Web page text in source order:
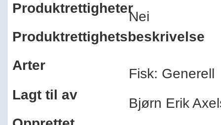
Produktrettigheter
Nei
Produktrettighetsbeskrivelse
Arter
Fisk: Generell
Lagt til av
Bjørn Erik